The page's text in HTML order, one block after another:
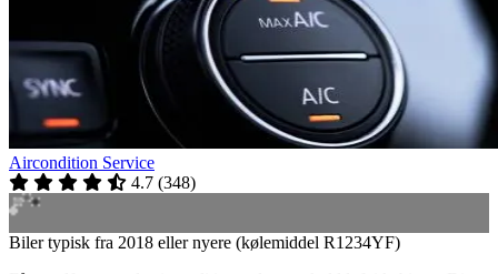
Aircondition Service
4.7 (348)
Biler typisk fra 2018 eller nyere (kølemiddel R1234YF)